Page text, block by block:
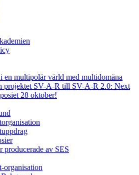
en multipolär värld med multidomäna
projektet SV-A-R till SV-A-R 2.0: Next
28 oktober!
producerade av SES
organisation